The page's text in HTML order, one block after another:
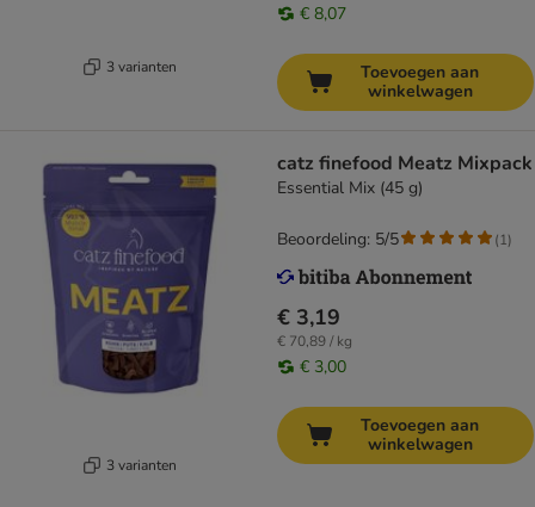
3 varianten
€ 8,07
Toevoegen aan
winkelwagen
3 varianten
catz finefood Meatz Mixpack
Essential Mix (45 g)
€ 3,19
€ 70,89 / kg
€ 3,00
Beoordeling: 5/5 (1)
Toevoegen aan
winkelwagen